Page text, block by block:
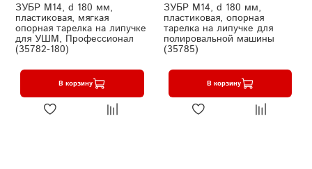
ЗУБР М14, d 180 мм,
пластиковая, мягкая
опорная тарелка на липучке
для УШМ, Профессионал
(35782-180)
В корзину
ЗУБР М14, d 180 мм,
пластиковая, опорная
тарелка на липучке для
полировальной машины
(35785)
В корзину